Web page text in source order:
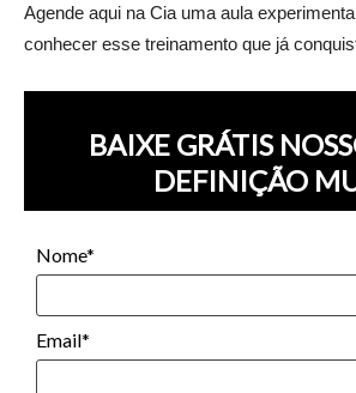
Agende aqui na Cia uma aula
conhecer esse treinamento que já
BAIXE GRÁTIS
DEFINIÇÃO
Nome*
Email*